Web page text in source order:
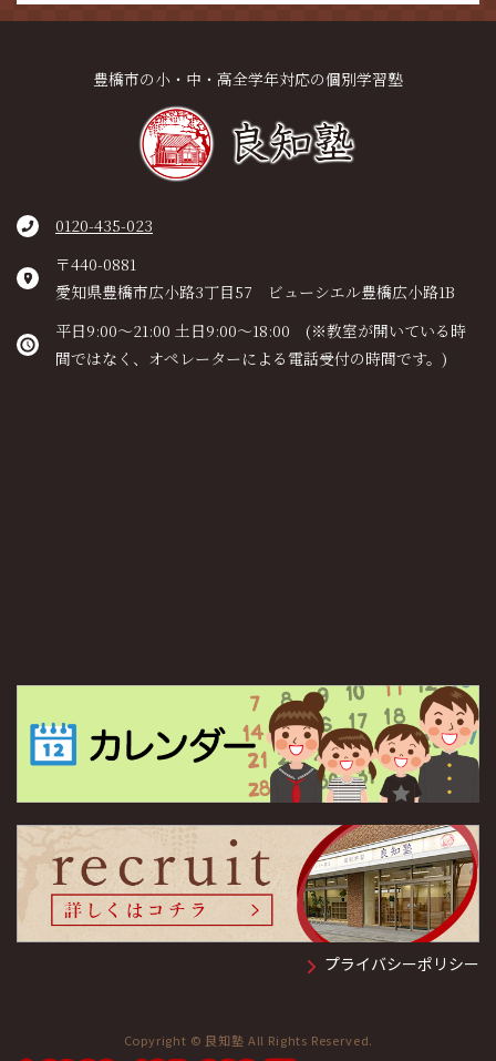
豊橋市の小・中・高全学年対応の個別学習塾
0120-435-023
〒440-0881
愛知県豊橋市広小路3丁目57 ビューシエル豊橋広小路1B
平日9:00～21:00 土日9:00～18:00 (※教室が開いている時
間ではなく、オペレーターによる電話受付の時間です。)
プライバシーポリシー
Copyright © 良知塾 All Rights Reserved.